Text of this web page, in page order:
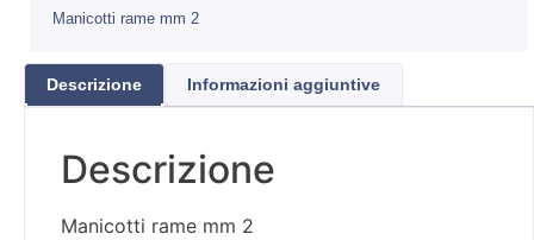
Manicotti rame mm 2
Descrizione Informazioni aggiuntive
Descrizione
Manicotti rame mm 2